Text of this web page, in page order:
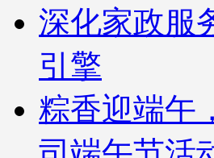
深化家政服
引擎
粽香迎端午